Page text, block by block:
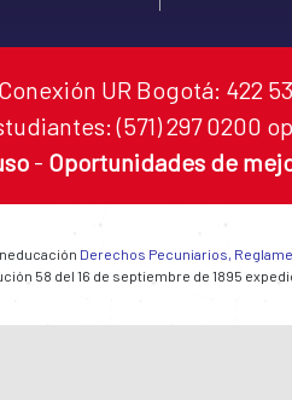
UR Bogotá: 422
(571) 297 0200
- Oportunidades de
Derechos Pecuniarios,
58 del 16 de septiembre de 1895